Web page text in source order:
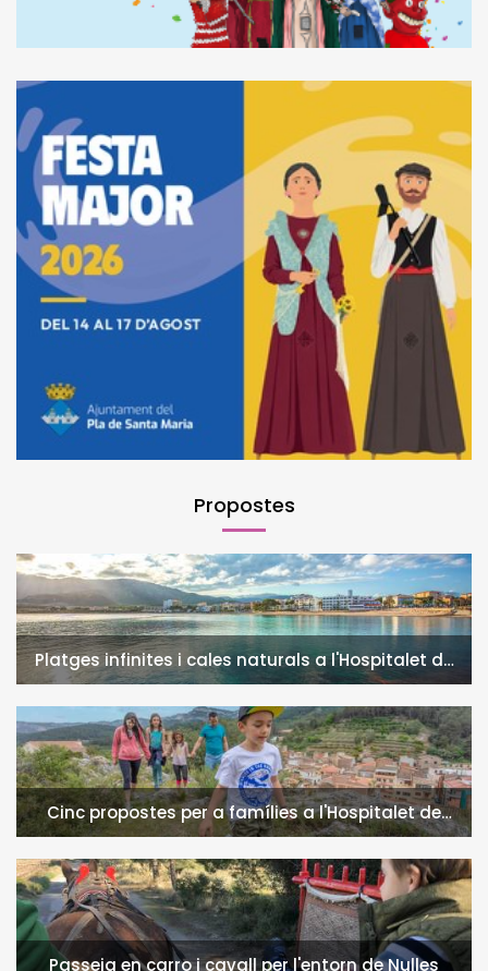
Propostes
Platges infinites i cales naturals a l'Hospitalet de
l'Infant i la Vall de Llors
Cinc propostes per a famílies a l'Hospitalet de
l'Infant i la Vall de Llors
Passeig en carro i cavall per l'entorn de Nulles